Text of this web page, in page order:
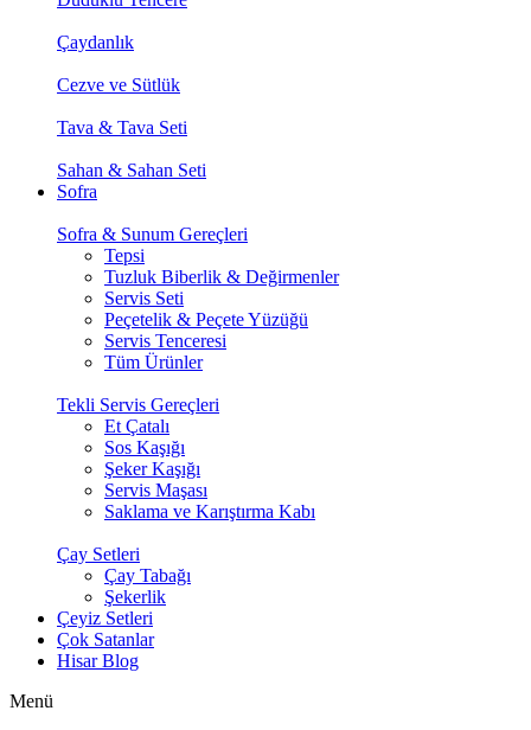
Çaydanlık
Cezve ve Sütlük
Tava & Tava Seti
Sahan & Sahan Seti
Sofra
Sofra & Sunum Gereçleri
Tepsi
Tuzluk Biberlik & Değirmenler
Servis Seti
Peçetelik & Peçete Yüzüğü
Servis Tenceresi
Tüm Ürünler
Tekli Servis Gereçleri
Et Çatalı
Sos Kaşığı
Şeker Kaşığı
Servis Maşası
Saklama ve Karıştırma Kabı
Çay Setleri
Çay Tabağı
Şekerlik
Çeyiz Setleri
Çok Satanlar
Hisar Blog
Menü